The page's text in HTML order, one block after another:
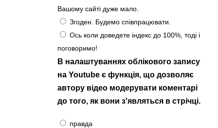
Вашому сайті дуже мало.
Згоден. Будемо співпрацювати.
Ось коли доведете індекс до 100%, тоді і
поговоримо!
В налаштуваннях облікового запису
на Youtube є функція, що дозволяє
автору відео модерувати коментарі
до того, як вони з'являться в стрічці.
правда